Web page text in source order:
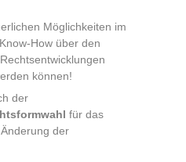
Möglichkeiten im
How über den
können!
der
für das
der